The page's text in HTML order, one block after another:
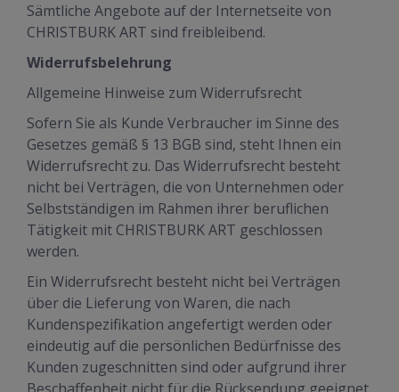
Sämtliche Angebote auf der Internetseite von
CHRISTBURK ART sind freibleibend.
Widerrufsbelehrung
Allgemeine Hinweise zum Widerrufsrecht
Sofern Sie als Kunde Verbraucher im Sinne des
Gesetzes gemäß § 13 BGB sind, steht Ihnen ein
Widerrufsrecht zu. Das Widerrufsrecht besteht
nicht bei Verträgen, die von Unternehmen oder
Selbstständigen im Rahmen ihrer beruflichen
Tätigkeit mit CHRISTBURK ART geschlossen
werden.
Ein Widerrufsrecht besteht nicht bei Verträgen
über die Lieferung von Waren, die nach
Kundenspezifikation angefertigt werden oder
eindeutig auf die persönlichen Bedürfnisse des
Kunden zugeschnitten sind oder aufgrund ihrer